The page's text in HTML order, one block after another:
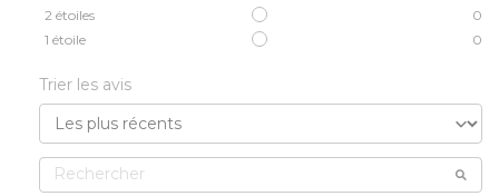
2 étoiles
0
1 étoile 0
Trier les avis